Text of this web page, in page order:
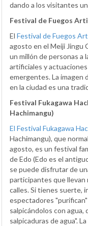
dando a los visitantes
Festival de Fuegos
El Festival de Fuegos
agosto en el Meiji Jingu
un millón de personas a
artificiales y
emergentes. La imagen
en la ciudad es una
Festival Fukagawa
Hachimangu)
El Festival Fukagawa
Hachimangu), que
agosto, es un festival
de Edo (Edo es el
se puede disfrutar de
participantes que llevan
calles. Si tienes suerte,
espectadores
salpicándolos con
salpicaduras de agua".